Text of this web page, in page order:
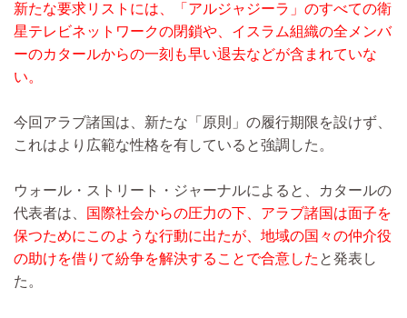
新たな要求リストには、「アルジャジーラ」のすべての衛
星テレビネットワークの閉鎖や、イスラム組織の全メンバ
ーのカタールからの一刻も早い退去などが含まれていな
い。
今回アラブ諸国は、新たな「原則」の履行期限を設けず、
これはより広範な性格を有していると強調した。
ウォール・ストリート・ジャーナルによると、カタールの
代表者は、
国際社会からの圧力の下、アラブ諸国は面子を
保つためにこのような行動に出たが、地域の国々の仲介役
の助けを借りて紛争を解決することで合意した と発表し
た。